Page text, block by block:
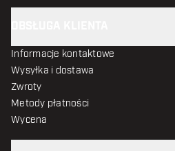
Informacje kontaktowe
Wysyłka i dostawa
Zwroty
Metody płatności
Wycena